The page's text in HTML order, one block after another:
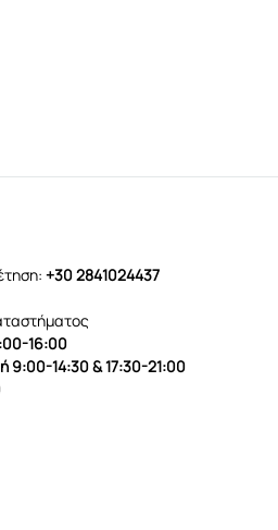
+30 2841024437
16:00
9:00-14:30 & 17:30-21:00